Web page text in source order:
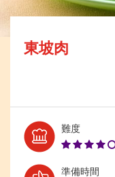
東坡肉
難度Level:
準備時間